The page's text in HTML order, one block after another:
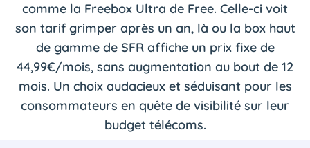
comme la Freebox Ultra de Free. Celle-ci voit
son tarif grimper après un an, là ou la box haut
de gamme de SFR affiche un prix fixe de
44,99€/mois, sans augmentation au bout de 12
mois. Un choix audacieux et séduisant pour les
consommateurs en quête de visibilité sur leur
budget télécoms.